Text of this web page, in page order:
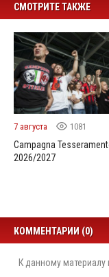
СМОТРИТЕ ТАКЖЕ
7 августа 1081
Campagna
2026/2027
КОММЕНТАРИИ (0)
К данному